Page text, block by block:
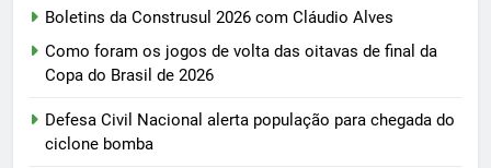
Boletins da Construsul 2026 com Cláudio Alves
Como foram os jogos de volta das oitavas de final da
Copa do Brasil de 2026
Defesa Civil Nacional alerta população para chegada do
ciclone bomba